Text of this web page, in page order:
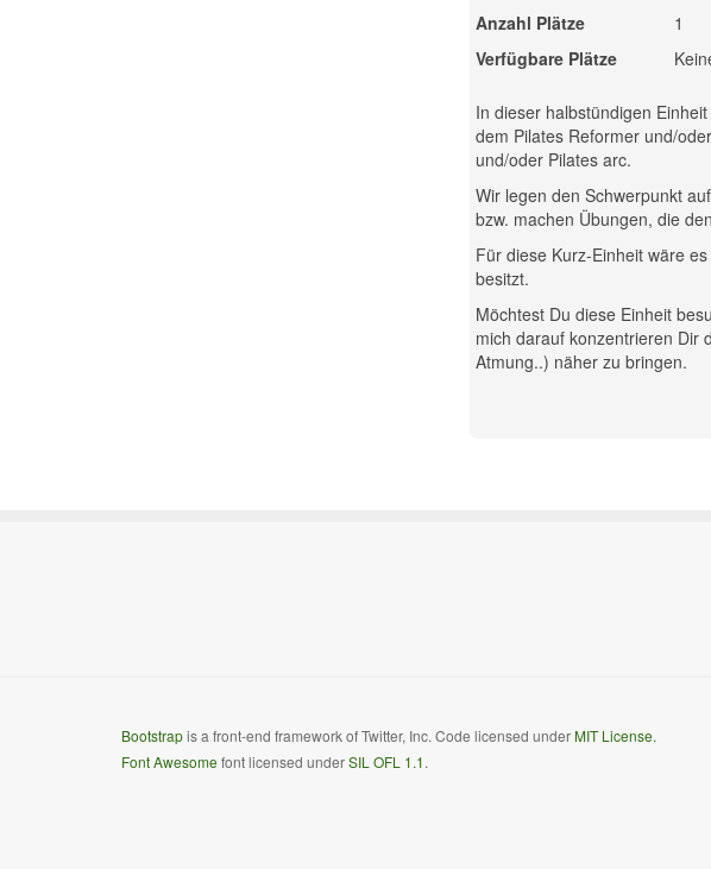
Anzahl Plätze
1
Verfügbare Plätze
In dieser halbstündigen
dem Pilates Reformer und/
und/oder Pilates arc.
Wir legen den Schwerpunkt
bzw. machen Übungen, die
Für diese Kurz-Einheit wäre
besitzt.
Möchtest Du diese Einheit
mich darauf konzentrieren Dir
Atmung..) näher zu bringen.
Bootstrapis a front-end framework of Twitter, Inc. Code licensed underMIT License.
Font Awesome font licensed underSIL OFL 1.1.